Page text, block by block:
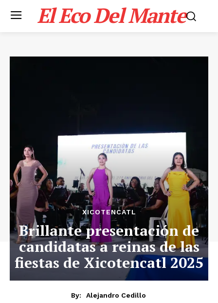
El Eco Del Mante
XICOTENCATL
Brillante presentación de
candidatas a reinas de las
fiestas de Xicotencatl 2025
By:
Alejandro Cedillo